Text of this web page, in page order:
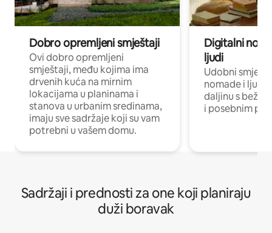
Dobro opremljeni smještaji
Ovi dobro opremljeni
smještaji, među kojima ima
drvenih kuća na mirnim
lokacijama u planinama i
stanova u urbanim sredinama,
imaju sve sadržaje koji su vam
potrebni u vašem domu.
Digitalni
ljudi
Udobni
nomade i ljude
daljinu s
i posebnim
Sadržaji i prednosti za one koji planiraju
duži boravak